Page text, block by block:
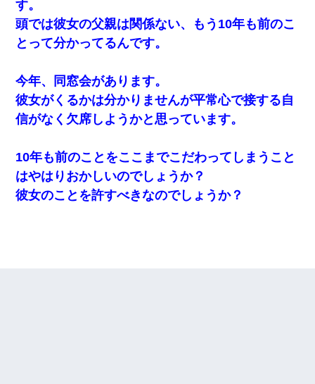
す。
頭では彼女の父親は関係ない、もう10年も前のこ
とって分かってるんです。
今年、同窓会があります。
彼女がくるかは分かりませんが平常心で接する自
信がなく欠席しようかと思っています。
10年も前のことをここまでこだわってしまうこと
はやはりおかしいのでしょうか？
彼女のことを許すべきなのでしょうか？